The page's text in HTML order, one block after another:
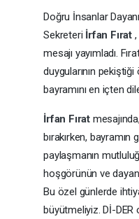
Doğru İnsanlar
Sekreteri İrfan Fırat
mesajı yayımladı.
duygularının
bayramını en içten
İrfan Fırat
bırakırken,
paylaşmanın
hoşgörünün ve
Bu özel günlerde
büyütmeliyiz. Dİ-